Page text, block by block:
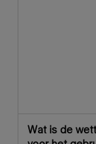
Wat is de